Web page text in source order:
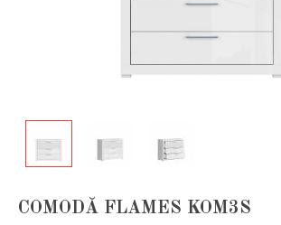
COMODĂ FLAMES KOM3S